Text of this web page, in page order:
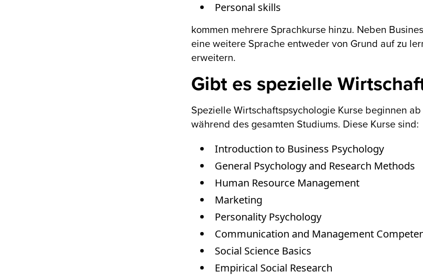
Personal skills
kommen mehrere Sprachkurse hinzu. Neben
eine weitere Sprache entweder von Grund auf zu
erweitern.
Gibt es spezielle
Spezielle Wirtschaftspsychologie Kurse beginnen
während des gesamten Studiums. Diese Kurse sind:
Introduction to Business Psychology
General Psychology and Research Methods
Human Resource Management
Marketing
Personality Psychology
Communication and Management
Social Science Basics
Empirical Social Research